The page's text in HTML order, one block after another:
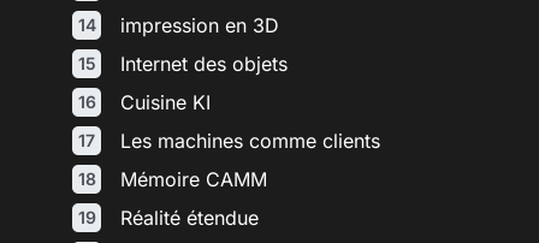
impression en 3D
Internet des objets
Cuisine KI
Les machines comme clients
Mémoire CAMM
Réalité étendue